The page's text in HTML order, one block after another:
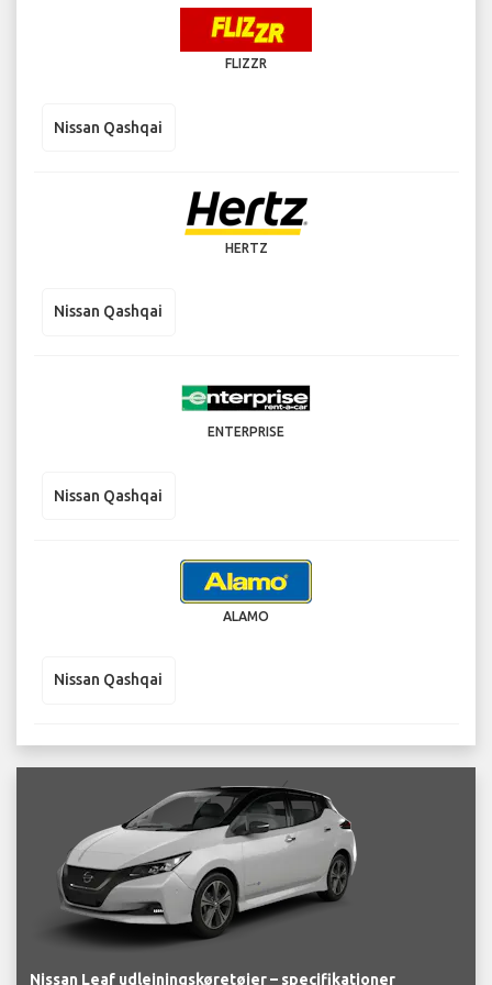
FLIZZR
Nissan Qashqai
HERTZ
Nissan Qashqai
ENTERPRISE
Nissan Qashqai
ALAMO
Nissan Qashqai
Nissan Leaf udlejningskøretøjer – specifikationer